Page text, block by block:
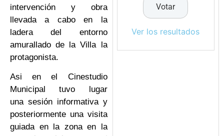
intervención y obra
llevada a cabo en la
ladera del entorno
amurallado de la Villa la
protagonista.
Asi en el Cinestudio
Municipal tuvo lugar
una sesión informativa y
posteriormente una visita
guiada en la zona en la
Ver los resultados